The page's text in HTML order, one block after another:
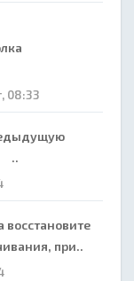
08:33
..
восстановите
при..